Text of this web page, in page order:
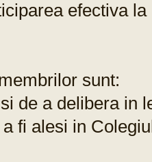
efectiva
sunt:
de a delibera in
fi alesi in